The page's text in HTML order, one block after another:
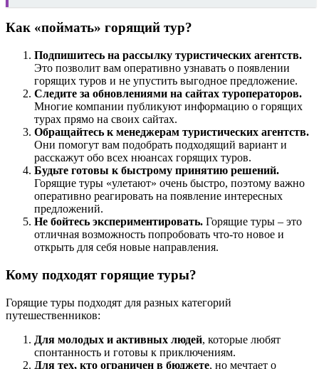
Как «поймать» горящий тур?
Подпишитесь на рассылку туристических агентств.
Это позволит вам оперативно узнавать о появлении
горящих туров и не упустить выгодное предложение.
Следите за обновлениями на сайтах туроператоров.
Многие компании публикуют информацию о горящих
турах прямо на своих сайтах.
Обращайтесь к менеджерам туристических агентств.
Они помогут вам подобрать подходящий вариант и
расскажут обо всех нюансах горящих туров.
Будьте готовы к быстрому принятию решений.
Горящие туры «улетают» очень быстро, поэтому важно
оперативно реагировать на появление интересных
предложений.
Не бойтесь экспериментировать. Горящие туры – это
отличная возможность попробовать что-то новое и
открыть для себя новые направления.
Кому подходят горящие туры?
Горящие туры подходят для разных категорий
путешественников:
Для молодых и активных людей, которые любят
спонтанность и готовы к приключениям.
Для тех, кто ограничен в бюджете, но мечтает о